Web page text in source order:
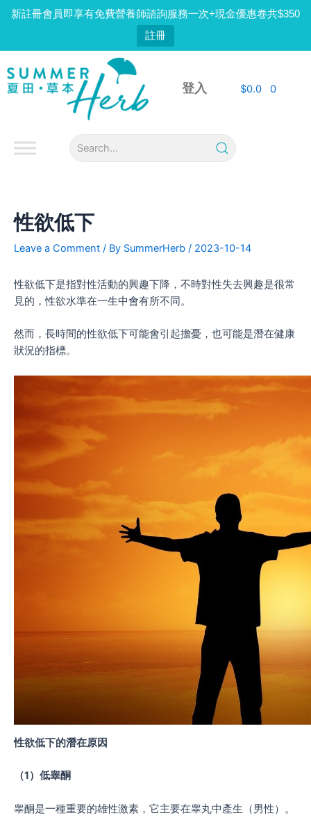
新註冊會員即享有免費營養師諮詢服務一次+現金優惠卷共$350
註冊
Skip
登入 $0.0 0
性欲低下
Leave a Comment / By SummerHerb / 2023-10-14
性欲低下是指對性活動的興趣下降，不時對性失去興趣是很常
見的，性欲水準在一生中會有所不同。
然而，長時間的性欲低下可能會引起擔憂，也可能是潛在健康
狀況的指標。
性欲低下的潛在原因
（1）低睾酮
睾酮是一種重要的雄性激素，它主要在睾丸中產生（男性）。
navigation